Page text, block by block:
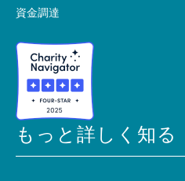
資金調達
もっと詳しく知る